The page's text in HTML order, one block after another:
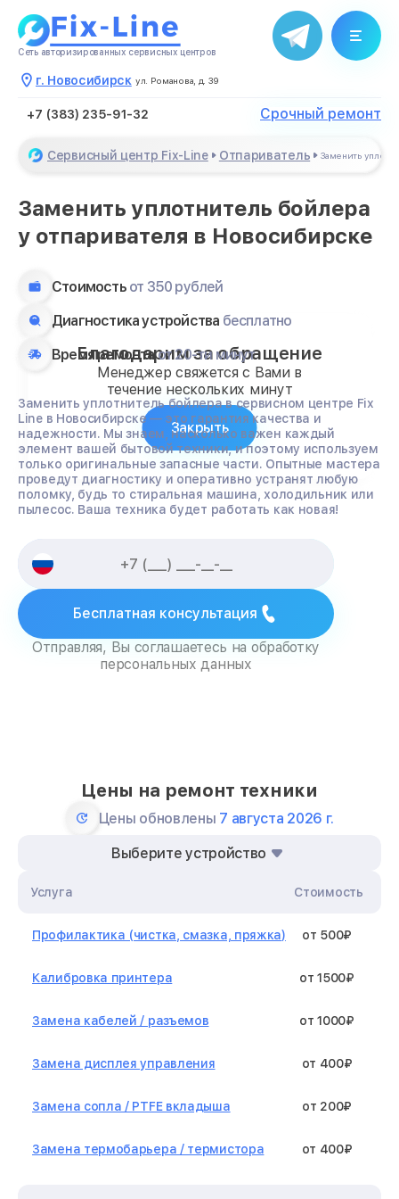
Сеть авторизированных сервисных центров
г. Новосибирск ул. Романова, д. 39
+7 (383) 235-91-32 Срочный ремонт
Сервисный центр Fix-Line Отпариватель Заменить
Заменить уплотнитель бойлера
у отпаривателя в Новосибирске
Стоимость от 350 рублей
Диагностика устройства бесплатно
Время ремонтаот 20-ти минут
Заменить уплотнитель бойлера в сервисном центре Fix
Line в Новосибирске — это гарантия качества и
надежности. Мы знаем, насколько важен каждый
элемент вашей бытовой техники, и поэтому используем
только оригинальные запасные части. Опытные мастера
проведут диагностику и оперативно устранят любую
поломку, будь то стиральная машина, холодильник или
пылесос. Ваша техника будет работать как новая!
Бесплатная консультация
Отправляя, Вы соглашаетесь на обработку
персональных данных
Цены на ремонт техники
Цены обновлены 7 августа 2026 г.
Выберите устройство
Услуга Стоимость
Профилактика (чистка, смазка, пряжка) от 500₽
Калибровка принтера от 1500₽
Замена кабелей / разъемов от 1000₽
Замена дисплея управления от 400₽
Замена сопла / PTFE вкладыша от 200₽
Замена термобарьера / термистора от 400₽
Благодарим за обращение
Менеджер свяжется с Вами в
течение нескольких минут
Закрыть